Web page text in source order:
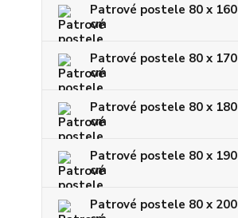
Patrové postele 80 x 160
cm
Patrové postele 80 x 170
cm
Patrové postele 80 x 180
cm
Patrové postele 80 x 190
cm
Patrové postele 80 x 200